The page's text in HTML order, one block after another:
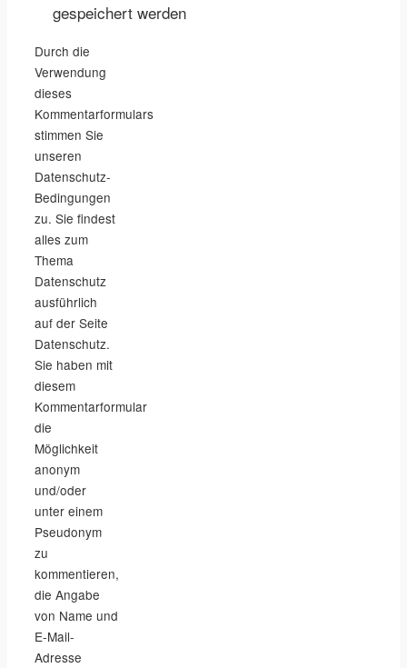
gespeichert werden
Durch die
Verwendung
dieses
Kommentarformulars
stimmen Sie
unseren
Datenschutz-
Bedingungen
zu. Sie findest
alles zum
Thema
Datenschutz
ausführlich
auf der Seite
Datenschutz.
Sie haben mit
diesem
Kommentarformular
die
Möglichkeit
anonym
und/oder
unter einem
Pseudonym
zu
kommentieren,
die Angabe
von Name und
E-Mail-
Adresse